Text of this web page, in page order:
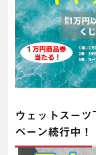
ウェットスー
ペーン続行中！